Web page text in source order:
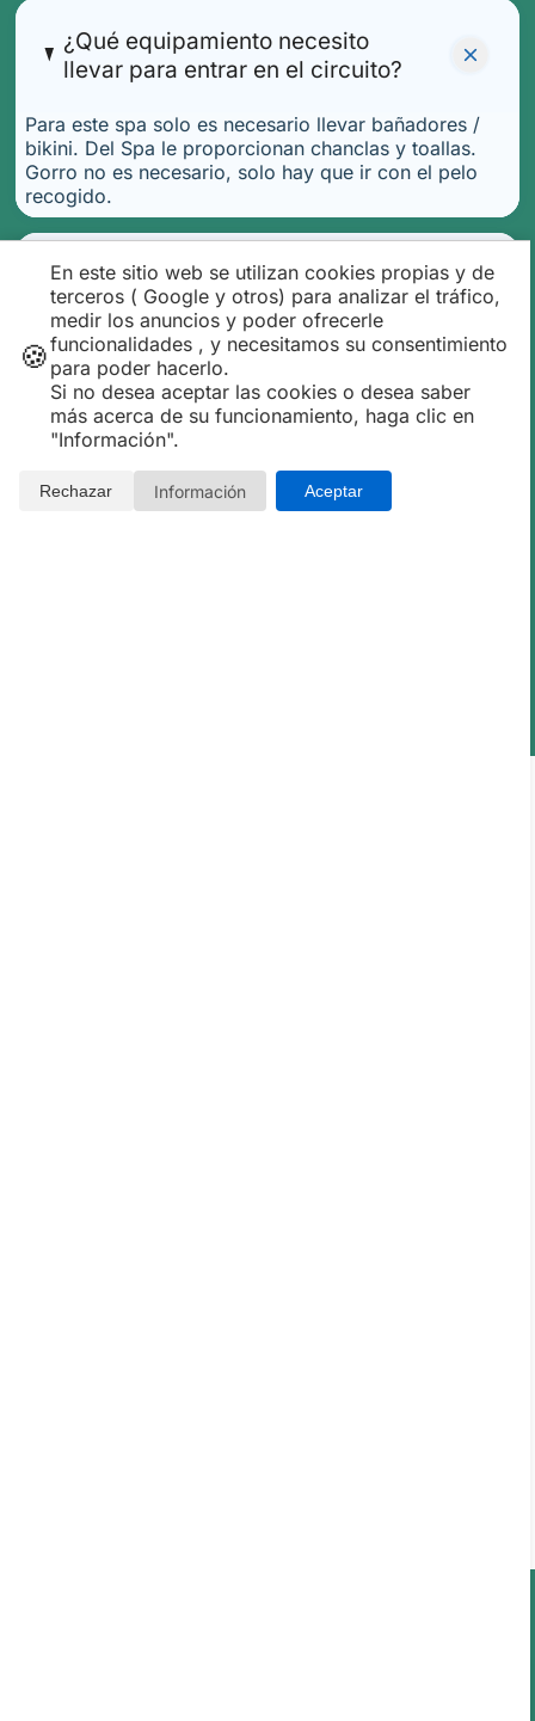
¿Qué equipamiento necesito
llevar para entrar en el circuito?
Para este spa solo es necesario llevar bañadores /
bikini. Del Spa le proporcionan chanclas y toallas.
Gorro no es necesario, solo hay que ir con el pelo
recogido.
¿Es necesario alojarme en el
hotel para poder utilizar el spa y
comer allí?
¿Con qué otra actividad en
Calpe puedo complementar los
packs de Spa y buffet?
🍪
En este sitio web se utilizan cookies propias y de
terceros ( Google y otros) para analizar el tráfico,
medir los anuncios y poder ofrecerle
funcionalidades , y necesitamos su consentimiento
para poder hacerlo.
Si no desea aceptar las cookies o desea saber
más acerca de su funcionamiento, haga clic en
"Información".
Rechazar Información Aceptar